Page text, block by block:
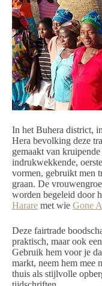
In het Buhera district,
Hera bevolking deze
gemaakt van
indrukwekkende,
vormen, gebruikt men
graan. De
worden begeleid door
Harare met wie Gone
Deze fairtrade
praktisch, maar ook
Gebruik hem voor je
markt, neem hem mee
thuis als stijlvolle